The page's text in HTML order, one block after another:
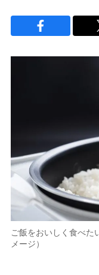
ご飯をおいしく食べた
メージ）